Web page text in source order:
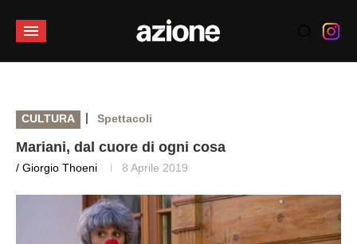
CULTURA | Spettacoli
Mariani, dal cuore di ogni cosa
/ Giorgio Thoeni 8 Aprile 2019